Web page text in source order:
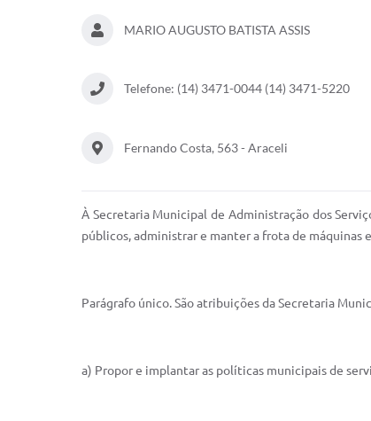
MARIO AUGUSTO BATISTA ASSIS
Telefone: (14) 3471-0044 (14) 3471-5220
Fernando Costa, 563 - Araceli
À Secretaria Municipal de Administração dos
públicos, administrar e manter a frota de máquinas
Parágrafo único. São atribuições da Secretaria
a) Propor e implantar as políticas municipais de